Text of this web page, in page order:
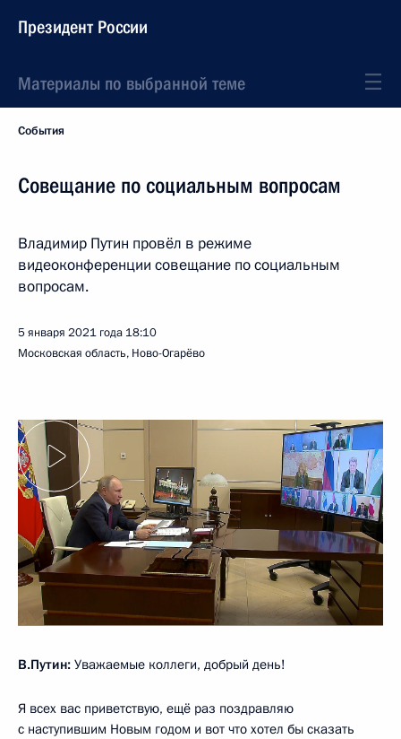
Президент России
Материалы по выбранной теме
События
Совещание по социальным вопросам
Владимир Путин провёл в режиме
видеоконференции совещание по социальным
вопросам.
5 января 2021 года 18:10
Московская область, Ново-Огарёво
В.Путин: Уважаемые коллеги, добрый день!
Я всех вас приветствую, ещё раз поздравляю
с наступившим Новым годом и вот что хотел бы сказать